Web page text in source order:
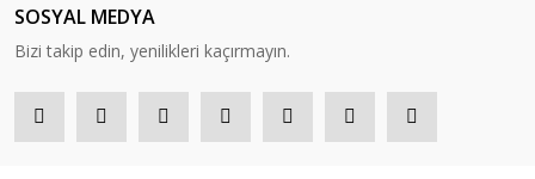
SOSYAL MEDYA
Bizi takip edin, yenilikleri kaçırmayın.